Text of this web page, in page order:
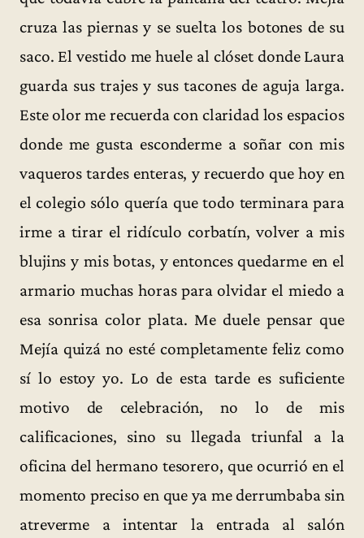
cruza las piernas y se suelta los botones de su
saco. El vestido me huele al clóset donde Laura
guarda sus trajes y sus tacones de aguja larga.
Este olor me recuerda con claridad los espacios
donde me gusta esconderme a soñar con mis
vaqueros tardes enteras, y recuerdo que hoy en
el colegio sólo quería que todo terminara para
irme a tirar el ridículo corbatín, volver a mis
blujins y mis botas, y entonces quedarme en el
armario muchas horas para olvidar el miedo a
esa sonrisa color plata. Me duele pensar que
Mejía quizá no esté completamente feliz como
sí lo estoy yo. Lo de esta tarde es suficiente
motivo de celebración, no lo de mis
calificaciones, sino su llegada triunfal a la
oficina del hermano tesorero, que ocurrió en el
momento preciso en que ya me derrumbaba sin
atreverme a intentar la entrada al salón